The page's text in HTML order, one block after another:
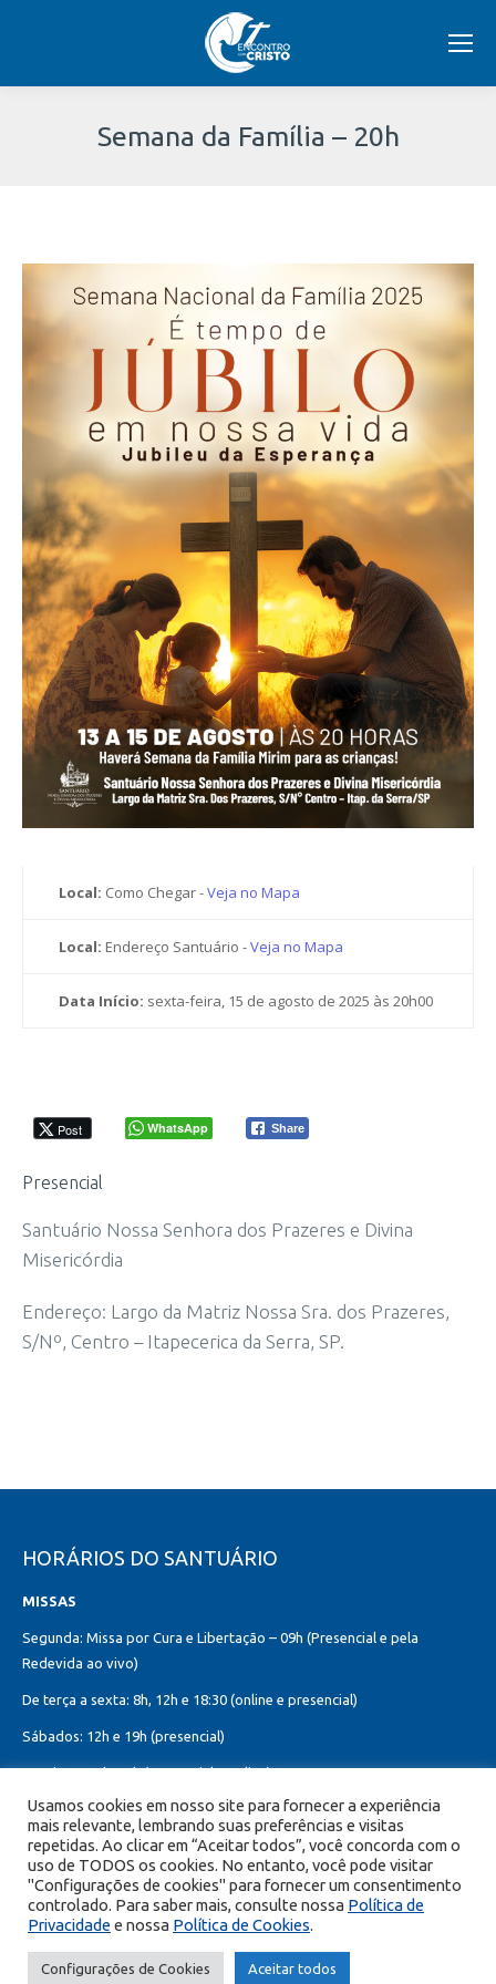
Semana da Família – 20h
está
aqui:
Local: Como Chegar -Veja no Mapa
Local: Endereço Santuário -Veja no Mapa
Data Início: sexta-feira, 15 de agosto de 2025 às 20h00
Post WhatsApp Share
Presencial
Santuário Nossa Senhora dos Prazeres e Divina
Misericórdia
Endereço: Largo da Matriz Nossa Sra. dos Prazeres,
S/Nº, Centro – Itapecerica da Serra, SP.
HORÁRIOS DO SANTUÁRIO
MISSAS
Segunda: Missa por Cura e Libertação – 09h (Presencial e pela
Redevida ao vivo)
De terça a sexta: 8h, 12h e 18:30 (online e presencial)
Sábados: 12h e 19h (presencial)
Domingos: 8h, 10h (presencial e online)
12h, 18h30 (presencial)
Missa do Sagrado Coração de Jesus:
Toda primeira sexta-feira do mês – 8h, 12h e 19h (online e presencial)
reservados.
Usamos cookies em nosso site para fornecer a experiência
mais relevante, lembrando suas preferências e visitas
repetidas. Ao clicar em “Aceitar todos”, você concorda com o
uso de TODOS os cookies. No entanto, você pode visitar
"Configurações de cookies" para fornecer um consentimento
controlado. Para saber mais, consulte nossa Política de
Privacidade e nossa Política de Cookies.
Configurações de Cookies Aceitar todos